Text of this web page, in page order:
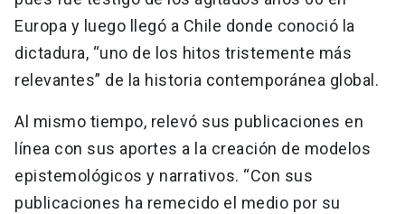
Europa y luego llegó a Chile donde conoció la
dictadura, “uno de los hitos tristemente más
relevantes” de la historia contemporánea global.
Al mismo tiempo, relevó sus publicaciones en
línea con sus aportes a la creación de modelos
epistemológicos y narrativos. “Con sus
publicaciones ha remecido el medio por su